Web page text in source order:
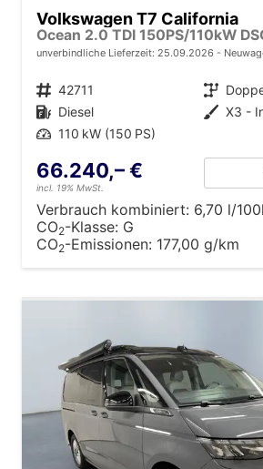
Volkswagen T7 California
unverbindliche Lieferzeit: 25.09.2026
Fahrzeugnr. 42711 Getriebe
Kraftstoff Diesel Außenfarbe X3 -
Leistung 110 kW (150 PS)
66.240,– €
incl. 19% MwSt.
Verbrauch kombiniert: 6,70 l/
CO2-Klasse: G
CO2-Emissionen: 177,00 g/km